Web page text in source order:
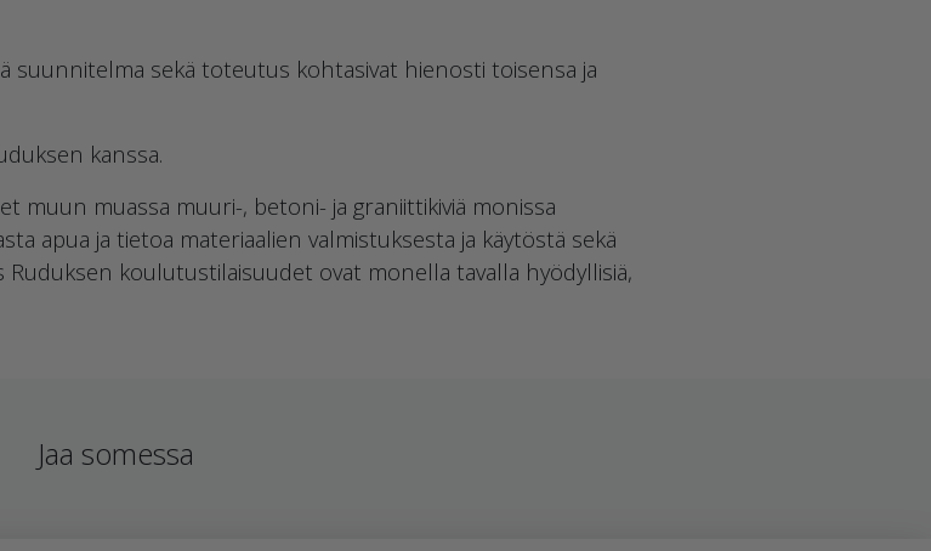
suunnitelma sekä toteutus kohtasivat hienosti toisensa ja
kanssa.
muun muassa muuri-, betoni- ja graniittikiviä monissa
apua ja tietoa materiaalien valmistuksesta ja käytöstä sekä
koulutustilaisuudet ovat monella tavalla hyödyllisiä,
Jaa somessa